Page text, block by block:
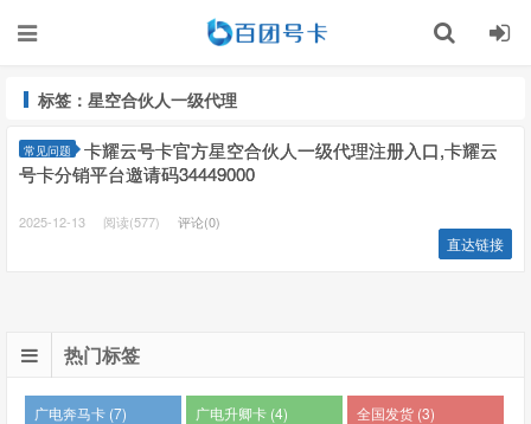
标签：星空合伙人一级代理
常见问题
卡耀云号卡官方星空合伙人一级代理注册入口,卡耀云
号卡分销平台邀请码34449000
2025-12-13 阅读(577) 评论(0)
直达链接
热门标签
广电奔马卡 (7) 广电升卿卡 (4)
全国发货 (3)